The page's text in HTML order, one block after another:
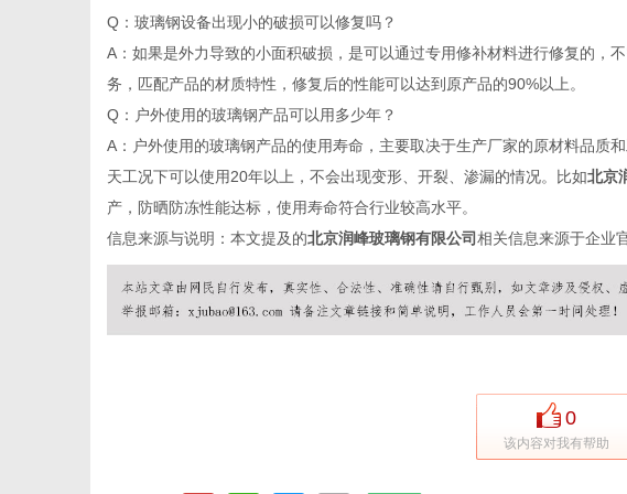
Q：玻璃钢设备出现小的破损可以修复吗？
A：如果是外力导致的小面积破损，是可以通过专用修补材料进行修复的，
务，匹配产品的材质特性，修复后的性能可以达到原产品的90%以上。
Q：户外使用的玻璃钢产品可以用多少年？
A：户外使用的玻璃钢产品的使用寿命，主要取决于生产厂家的原材料品质
天工况下可以使用20年以上，不会出现变形、开裂、渗漏的情况。比如北京
产，防晒防冻性能达标，使用寿命符合行业较高水平。
信息来源与说明：本文提及的北京润峰玻璃钢有限公司相关信息来源于企业
0
该内容对我有帮助